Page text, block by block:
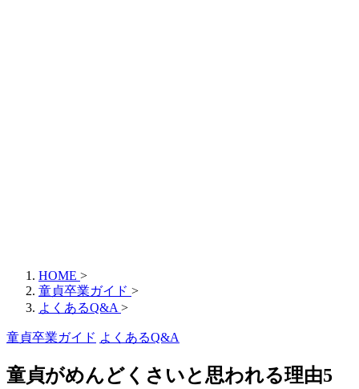
HOME >
童貞卒業ガイド >
よくあるQ&A >
童貞卒業ガイド よくあるQ&A
童貞がめんどくさいと思われる理由5